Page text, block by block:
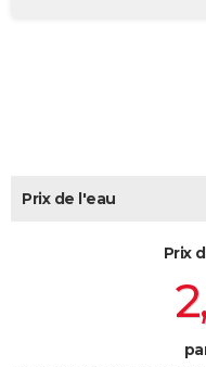
Carte de Noël
Carte Bonne année
Carte Saint-Valentin
Carte Pâques
Carte d'anniversaire
DICTIONNAIRE
Prix de l'eau
Prix